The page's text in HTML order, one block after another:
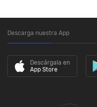
Descarga nuestra App
Descárgala en
App Store